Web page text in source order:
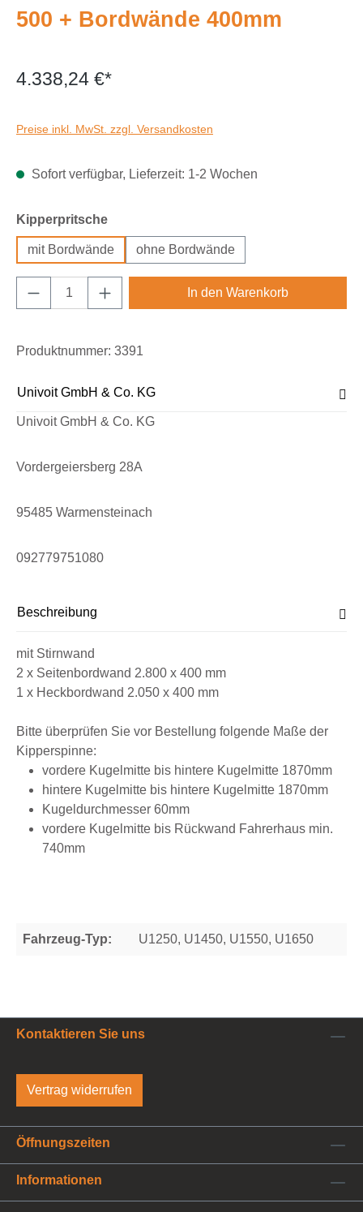
500 + Bordwände 400mm
4.338,24 €*
Preise inkl. MwSt. zzgl. Versandkosten
Sofort verfügbar, Lieferzeit: 1-2 Wochen
Kipperpritscheauswählen
mit Bordwände ohne Bordwände
Produkt Anzahl: Gib den gewünschten
In den Warenkorb
Produktnummer: 3391
Univoit GmbH & Co. KG
Univoit GmbH & Co. KG
Vordergeiersberg 28A
95485 Warmensteinach
092779751080
Beschreibung
mit Stirnwand
2 x Seitenbordwand 2.800 x 400 mm
1 x Heckbordwand 2.050 x 400 mm
Bitte überprüfen Sie vor Bestellung folgende Maße der
Kipperspinne:
vordere Kugelmitte bis hintere Kugelmitte 1870mm
hintere Kugelmitte bis hintere Kugelmitte 1870mm
Kugeldurchmesser 60mm
vordere Kugelmitte bis Rückwand Fahrerhaus min.
740mm
Fahrzeug-Typ: U1250, U1450, U1550, U1650
Kontaktieren Sie uns
Vertrag widerrufen
Öffnungszeiten
Informationen